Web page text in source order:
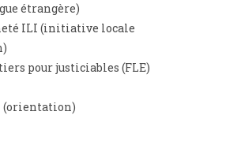
étrangère)
ILI (initiative locale
pour justiciables (FLE)
(orientation)